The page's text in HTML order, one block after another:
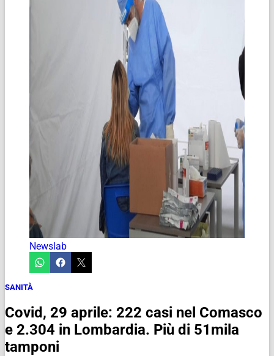
Newslab
SANITÀ
Covid, 29 aprile: 222 casi nel Comasco
e 2.304 in Lombardia. Più di 51mila
tamponi